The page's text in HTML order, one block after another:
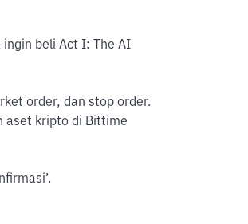
ingin beli Act I: The AI
order, dan stop order.
aset kripto di Bittime